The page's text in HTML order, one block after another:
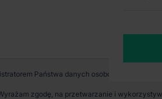
Państwa danych osobowych jest
zgodę, na przetwarzanie i